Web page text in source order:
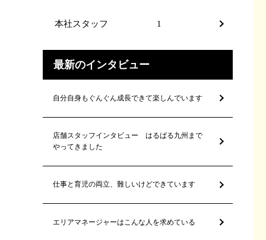
本社スタッフ 1
最新のインタビュー
自分自身もぐんぐん成長できて楽しんでいます
店舗スタッフインタビュー はるばる九州まで
やってきました
仕事と育児の両立、難しいけどできています
エリアマネージャーはこんな人を求めている